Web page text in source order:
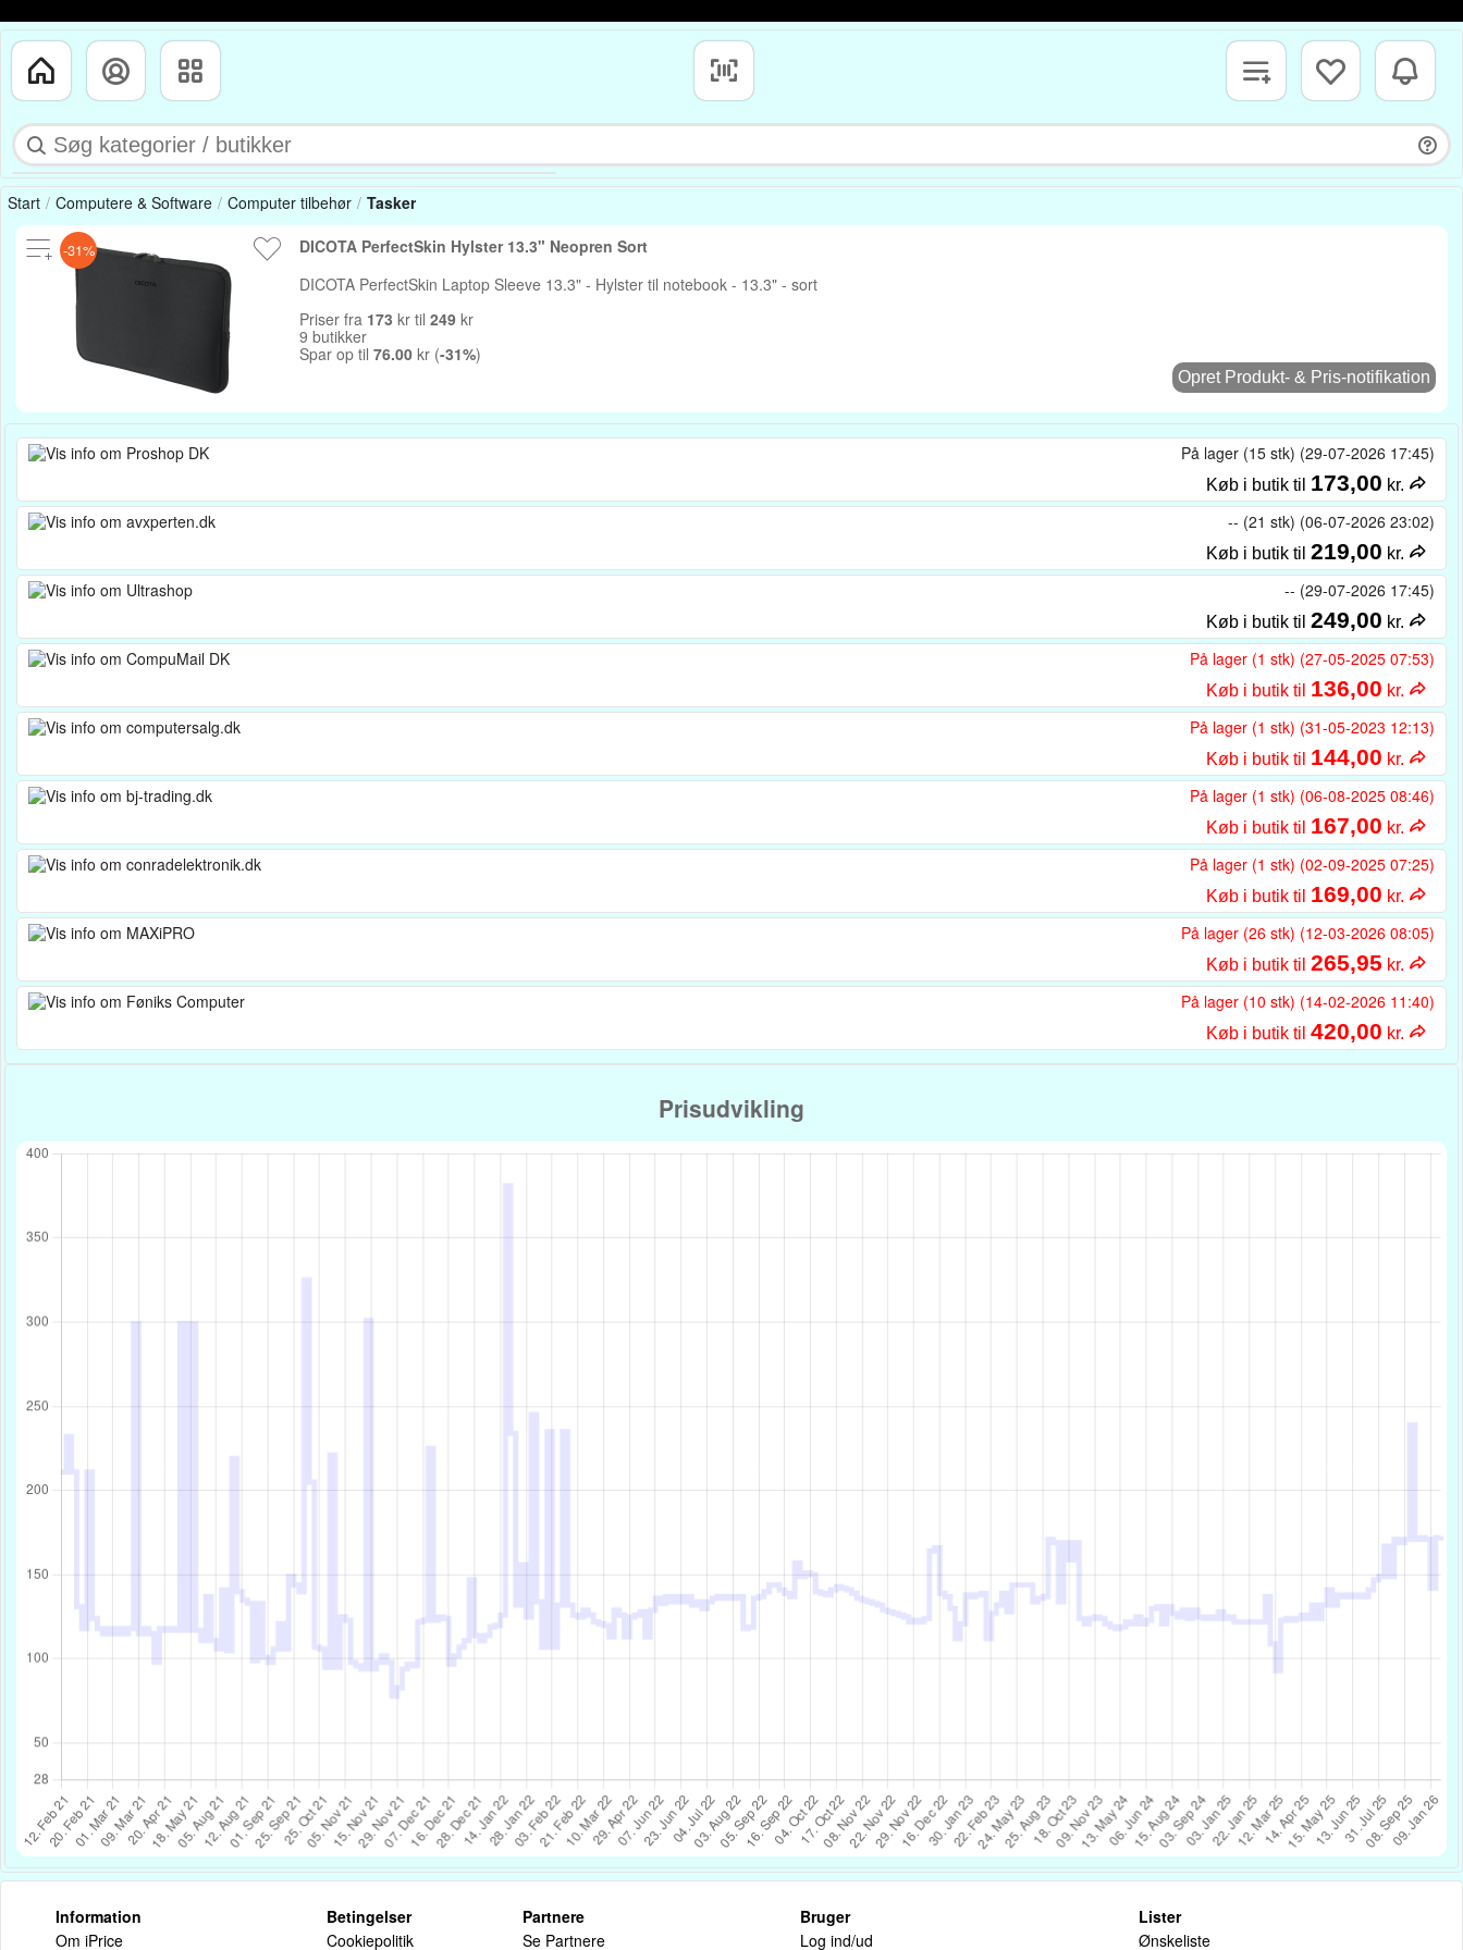
Start Computere & Software Computer tilbehør Tasker
-31%
DICOTA PerfectSkin Hylster 13.3" Neopren Sort
DICOTA PerfectSkin Laptop Sleeve 13.3" - Hylster til notebook - 13.3" - sort
Priser fra 173 kr til 249 kr
9 butikker
Spar op til 76.00 kr (-31%)
Opret Produkt- & Pris-notifikation
På lager (15 stk) (29-07-2026 17:45)
Køb i butik til 173,00 kr.
-- (21 stk) (06-07-2026 23:02)
Køb i butik til 219,00 kr.
-- (29-07-2026 17:45)
Køb i butik til 249,00 kr.
På lager (1 stk) (27-05-2025 07:53)
Køb i butik til 136,00 kr.
På lager (1 stk) (31-05-2023 12:13)
Køb i butik til 144,00 kr.
På lager (1 stk) (06-08-2025 08:46)
Køb i butik til 167,00 kr.
På lager (1 stk) (02-09-2025 07:25)
Køb i butik til 169,00 kr.
På lager (26 stk) (12-03-2026 08:05)
Køb i butik til 265,95 kr.
På lager (10 stk) (14-02-2026 11:40)
Køb i butik til 420,00 kr.
Prisudvikling
Information
Om iPrice
Betingelser
Cookiepolitik
Partnere
Se Partnere
Bruger
Log ind/ud
Lister
Ønskeliste